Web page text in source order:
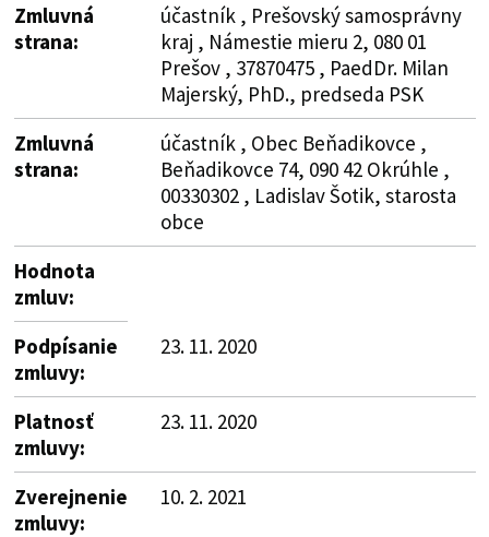
Zmluvná
strana:
účastník , Prešovský samosprávny
kraj , Námestie mieru 2, 080 01
Prešov , 37870475 , PaedDr. Milan
Majerský, PhD., predseda PSK
Zmluvná
strana:
účastník , Obec Beňadikovce ,
Beňadikovce 74, 090 42 Okrúhle ,
00330302 , Ladislav Šotik, starosta
obce
Hodnota
zmluv:
Podpísanie
zmluvy:
23. 11. 2020
Platnosť
zmluvy:
23. 11. 2020
Zverejnenie
zmluvy:
10. 2. 2021